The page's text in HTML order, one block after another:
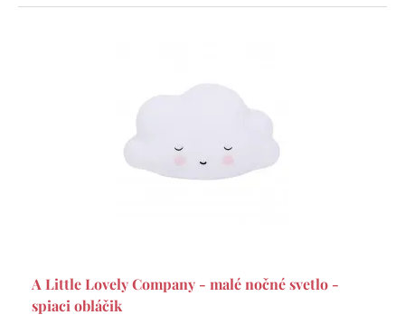
A Little Lovely Company - malé nočné svetlo -
spiaci obláčik